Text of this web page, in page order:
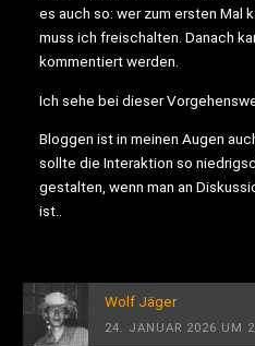
es auch so: wer zum ersten Mal
muss ich freischalten. Danach
kommentiert werden.
Ich sehe bei dieser
Bloggen ist in meinen Augen
sollte die Interaktion so
gestalten, wenn man an
ist..
Wolf Jäger
24. JANUAR 2026 UM